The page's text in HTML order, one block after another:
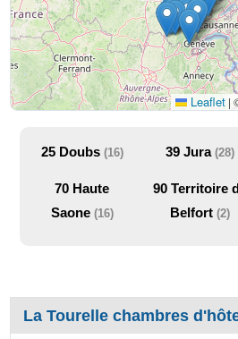
Leaflet |
25 Doubs (16)
70
Saone (16)
39 Jura(28)
90 Territoire de
Belfort(2)
La Tourelle chambres